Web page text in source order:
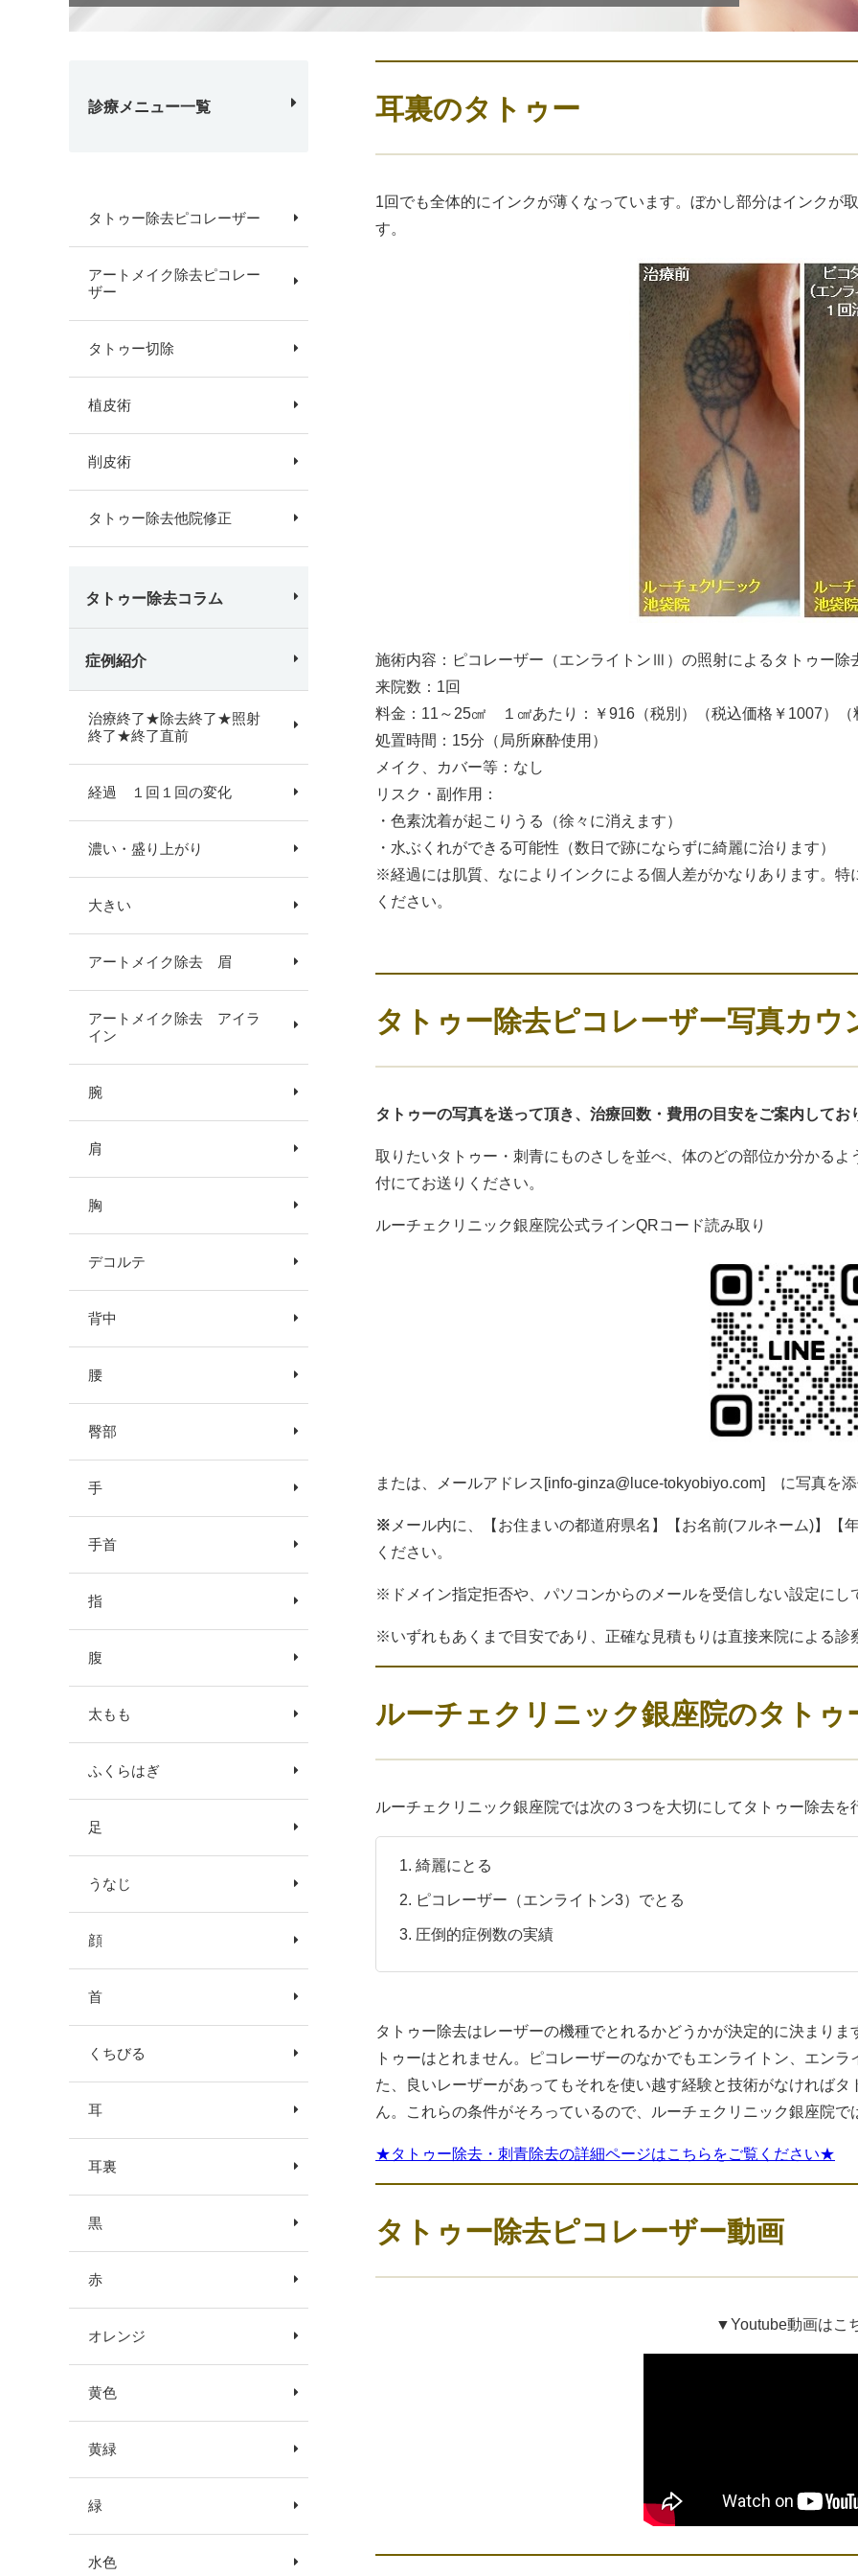
耳裏のタトゥー
1回でも全体的にインクが薄くなっています。ぼかし部分はインクが
す。
施術内容：ピコレーザー（エンライトンⅢ）の照射によるタトゥー除
来院数：1回
料金：11～25㎠ １㎠あたり：￥916（税別）（税込価格￥1007）（
処置時間：15分（局所麻酔使用）
メイク、カバー等：なし
リスク・副作用：
・色素沈着が起こりうる（徐々に消えます）
・水ぶくれができる可能性（数日で跡にならずに綺麗に治ります）
※経過には肌質、なによりインクによる個人差がかなりあります。
ください。
タトゥー除去ピコレーザー写真カウ
タトゥーの写真を送って頂き、治療回数・費用の目安をご案内してお
取りたいタトゥー・刺青にものさしを並べ、体のどの部位か分かる
付にてお送りください。
ルーチェクリニック銀座院公式ラインQRコード読み取り
または、メールアドレス[info-ginza@luce-tokyobiyo.com] に写真を添
※ メール内に、【お住まいの都道府県名】【お名前(フルネーム)】
ください。
※ドメイン指定拒否や、パソコンからのメールを受信しない設定に
※いずれもあくまで目安であり、正確な見積もりは直接来院による診
ルーチェクリニック銀座院のタト
ルーチェクリニック銀座院では次の３つを大切にしてタトゥー除去を
綺麗にとる
ピコレーザー（エンライトン3）でとる
圧倒的症例数の実績
タトゥー除去はレーザーの機種でとれるかどうかが決定的に決まり
トゥーはとれません。ピコレーザーのなかでもエンライトン、エン
た、良いレーザーがあってもそれを使い越す経験と技術がなければ
ん。これらの条件がそろっているので、ルーチェクリニック銀座院
★タトゥー除去・刺青除去の詳細ページはこちらをご覧ください★
タトゥー除去ピコレーザー動画
▼Youtube動画はこ
診療メニュー一覧
タトゥー除去ピコレーザー
アートメイク除去ピコレー
ザー
タトゥー切除
植皮術
削皮術
タトゥー除去他院修正
タトゥー除去コラム
症例紹介
治療終了★除去終了★照射
終了★終了直前
経過 １回１回の変化
濃い・盛り上がり
大きい
アートメイク除去 眉
アートメイク除去 アイラ
イン
腕
肩
胸
デコルテ
背中
腰
臀部
手
手首
指
腹
太もも
ふくらはぎ
足
うなじ
顔
首
くちびる
耳
耳裏
黒
赤
オレンジ
黄色
黄緑
緑
水色